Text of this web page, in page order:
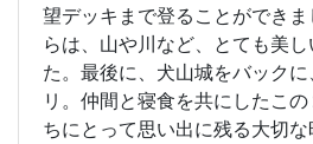
望デッキまで登ることができ
らは、山や川など、とても美
た。最後に、犬山城をバック
リ。仲間と寝食を共にしたこ
ちにとって思い出に残る大切